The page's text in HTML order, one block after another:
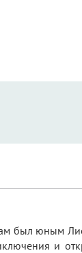
был юным
и